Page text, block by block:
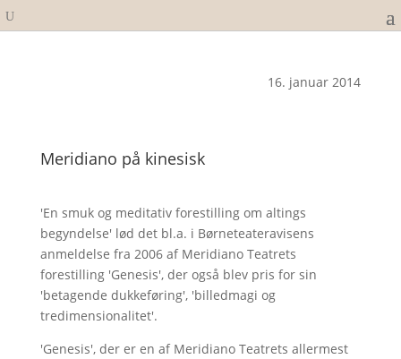
16. januar 2014
Meridiano på kinesisk
'En smuk og meditativ forestilling om altings
begyndelse' lød det bl.a. i Børneteateravisens
anmeldelse fra 2006 af Meridiano Teatrets
forestilling 'Genesis', der også blev pris for sin
'betagende dukkeføring', 'billedmagi og
tredimensionalitet'.
'Genesis', der er en af Meridiano Teatrets allermest